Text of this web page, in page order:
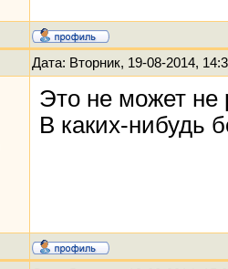
Дата: Вторник, 19-08-2014,
Это не может не
В каких-нибудь